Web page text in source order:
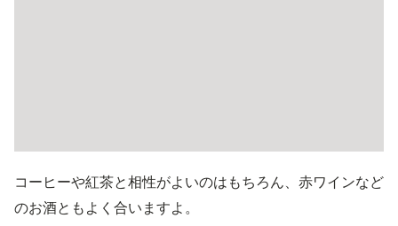
コーヒーや紅茶と相性がよいのはもちろん、赤ワインなど
のお酒ともよく合いますよ。